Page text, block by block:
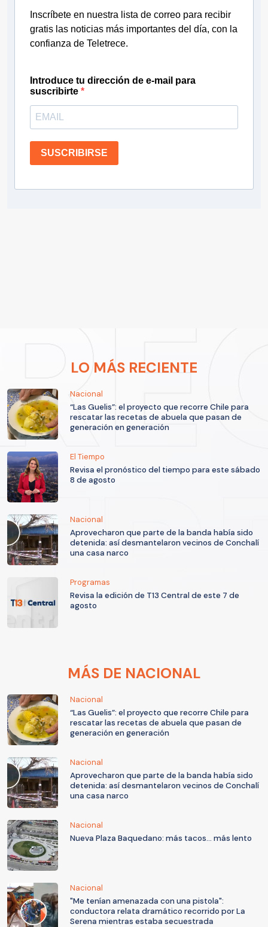
Inscríbete en nuestra lista de correo para recibir
gratis las noticias más importantes del día, con la
confianza de Teletrece.
Introduce tu dirección de e-mail para
suscribirte
SUSCRIBIRSE
LO MÁS RECIENTE
Nacional
“Las Guelis”: el proyecto que recorre Chile para
rescatar las recetas de abuela que pasan de
generación en generación
El Tiempo
Revisa el pronóstico del tiempo para este sábado
8 de agosto
Nacional
Aprovecharon que parte de la banda había sido
detenida: así desmantelaron vecinos de Conchalí
una casa narco
Programas
Revisa la edición de T13 Central de este 7 de
agosto
MÁS DE NACIONAL
Nacional
“Las Guelis”: el proyecto que recorre Chile para
rescatar las recetas de abuela que pasan de
generación en generación
Nacional
Aprovecharon que parte de la banda había sido
detenida: así desmantelaron vecinos de Conchalí
una casa narco
Nacional
Nueva Plaza Baquedano: más tacos... más lento
Nacional
"Me tenían amenazada con una pistola":
conductora relata dramático recorrido por La
Serena mientras estaba secuestrada